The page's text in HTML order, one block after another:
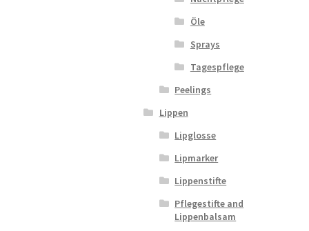
Öle
Sprays
Tagespflege
Peelings
Lippen
Lipglosse
Lipmarker
Lippenstifte
Pflegestifte and
Lippenbalsam